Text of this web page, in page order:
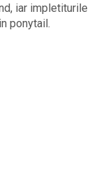
iar impletiturile
ponytail.